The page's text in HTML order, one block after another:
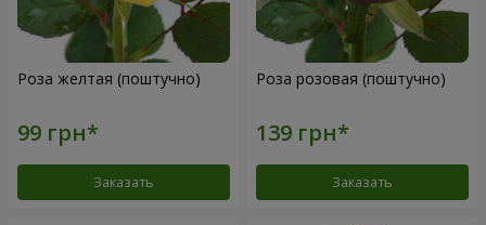
Роза желтая (поштучно)
Заказать
Роза розовая (поштучно)
Заказать